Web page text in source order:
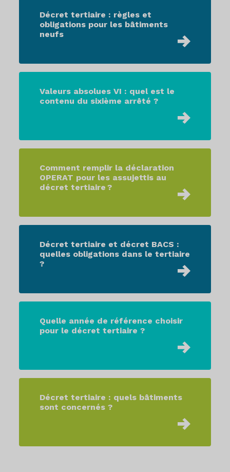
Décret tertiaire : règles et
obligations pour les bâtiments
neufs
Valeurs absolues VI : quel est le
contenu du sixième arrêté ?
Comment remplir la déclaration
OPERAT pour les assujettis au
décret tertiaire ?
Décret tertiaire et décret BACS :
quelles obligations dans le tertiaire
?
Quelle année de référence choisir
pour le décret tertiaire ?
Décret tertiaire : quels bâtiments
sont concernés ?